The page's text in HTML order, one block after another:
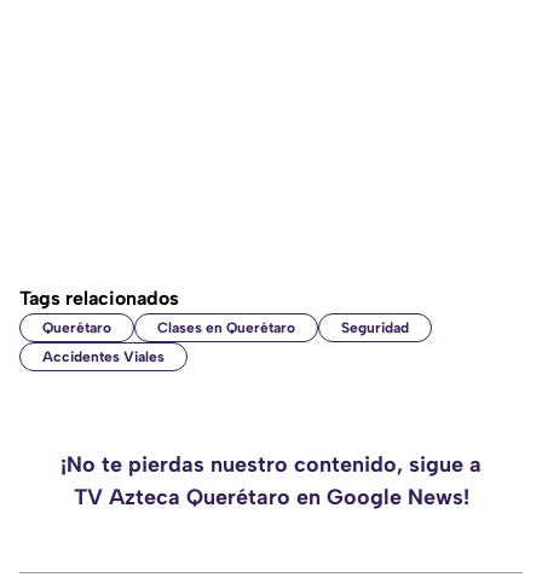
Tags relacionados
Querétaro Clases en Querétaro
Seguridad
Accidentes Viales
¡No te pierdas nuestro contenido, sigue a
TV Azteca Querétaro en Google News!